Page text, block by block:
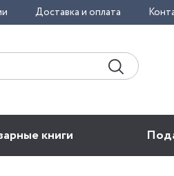
Доставка и оплата
книги